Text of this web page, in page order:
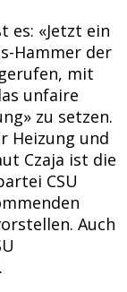
es: «Jetzt ein
Hammer der
mit
unfaire
zu setzen.
Heizung und
Czaja ist die
CSU
Auch